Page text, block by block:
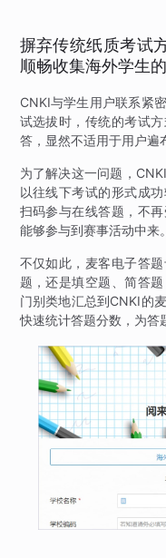
摒弃传统纸质考试
顺畅收集海外学生
CNKI与学生用户联系紧
试选拔时，传统的考试
答，显然不适用于用户遍
为了解决这一问题，
以往线下考试的形式成
扫码参与在线答题，不
能够参与到赛事活动中来。
不仅如此，麦客电子答
题，还是填空题、简答
门别类地汇总到CNKI的
快速统计答题分数，为答